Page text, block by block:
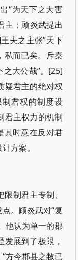
“为天下之大害
主；顾炎武提出
夫之主张“天下
私而已矣。斥秦
大公哉”。[25]
疑君主的绝对权
君权的制度设
君主权力的机制
其时意在反对君
方案。
制君主专制、
。顾炎武对“复
他认为单一的郡
展到了极限，
方今郡县之敝已